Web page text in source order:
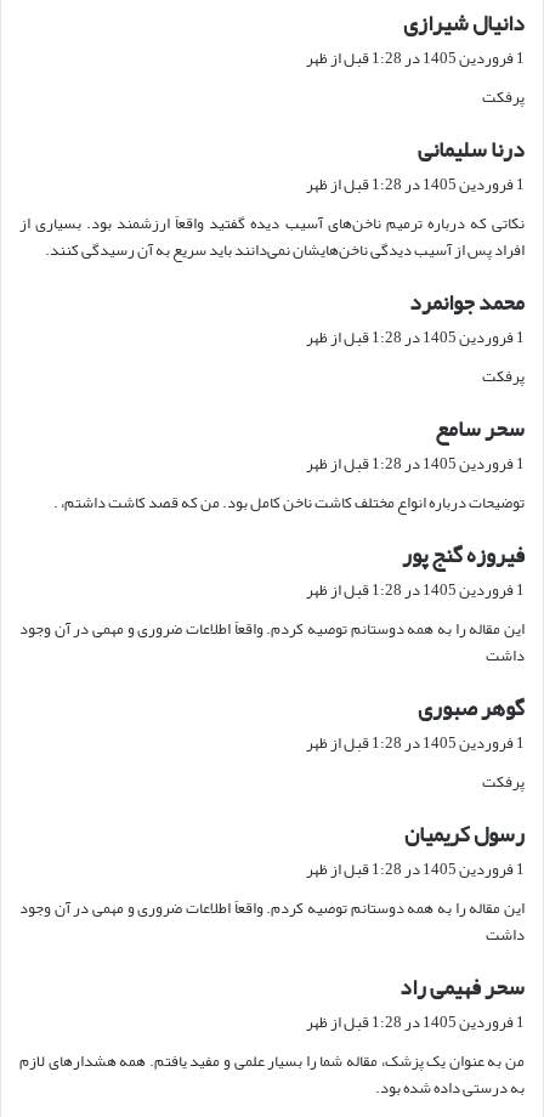
دانیال شیرازی
ف
1 فروردین 1405 در 1:28 قبل از ظهر
پرفکت
درنا سلیمانی
ت
:
1 فروردین 1405 در 1:28 قبل از ظهر
نکاتی که درباره ترمیم ناخن‌های آسیب دیده گفتید واقعاً ارزشمند بود. بسیاری از
افراد پس از آسیب دیدگی ناخن‌هایشان نمی‌دانند باید سریع به آن رسیدگی کنند.
محمد جوانمرد
ت
1 فروردین 1405 در 1:28 قبل از ظهر
پرفکت
سحر سامع
:
1 فروردین 1405 در 1:28 قبل از ظهر
توضیحات درباره انواع مختلف کاشت ناخن کامل بود. من که قصد کاشت داشتم، .
فیروزه گنج پور
ف
:
1 فروردین 1405 در 1:28 قبل از ظهر
این مقاله را به همه دوستانم توصیه کردم. واقعاً اطلاعات ضروری و مهمی در آن وجود
داشت
گوهر صبوری
ت
1 فروردین 1405 در 1:28 قبل از ظهر
پرفکت
رسول کریمیان
ف
:
1 فروردین 1405 در 1:28 قبل از ظهر
این مقاله را به همه دوستانم توصیه کردم. واقعاً اطلاعات ضروری و مهمی در آن وجود
داشت
سحر فهیمی راد
ف
:
1 فروردین 1405 در 1:28 قبل از ظهر
من به عنوان یک پزشک، مقاله شما را بسیار علمی و مفید یافتم. همه هشدارهای لازم
به درستی داده شده بود.